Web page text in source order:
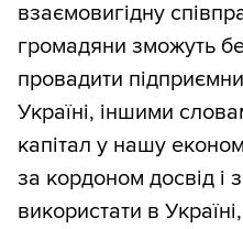
взаємовигідну
громадяни зможуть
провадити
Україні, іншими
капітал у нашу
за кордоном досвід і
використати в